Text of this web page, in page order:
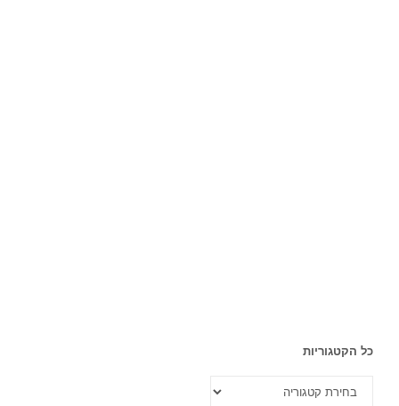
כל הקטגוריות
הקטגוריות